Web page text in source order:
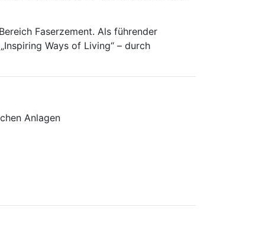
Faserzement. Als führender
Ways of Living“ – durch
Anlagen